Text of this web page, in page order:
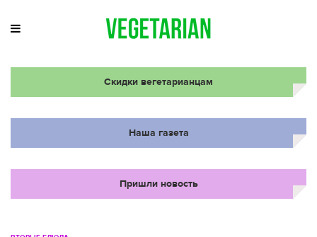
Скидки вегетарианцам
Наша газета
Пришли новость